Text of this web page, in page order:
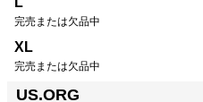
USM 67.0cm57.5cm
USL
完売または欠品中
XL
完売または欠品中
US.ORG